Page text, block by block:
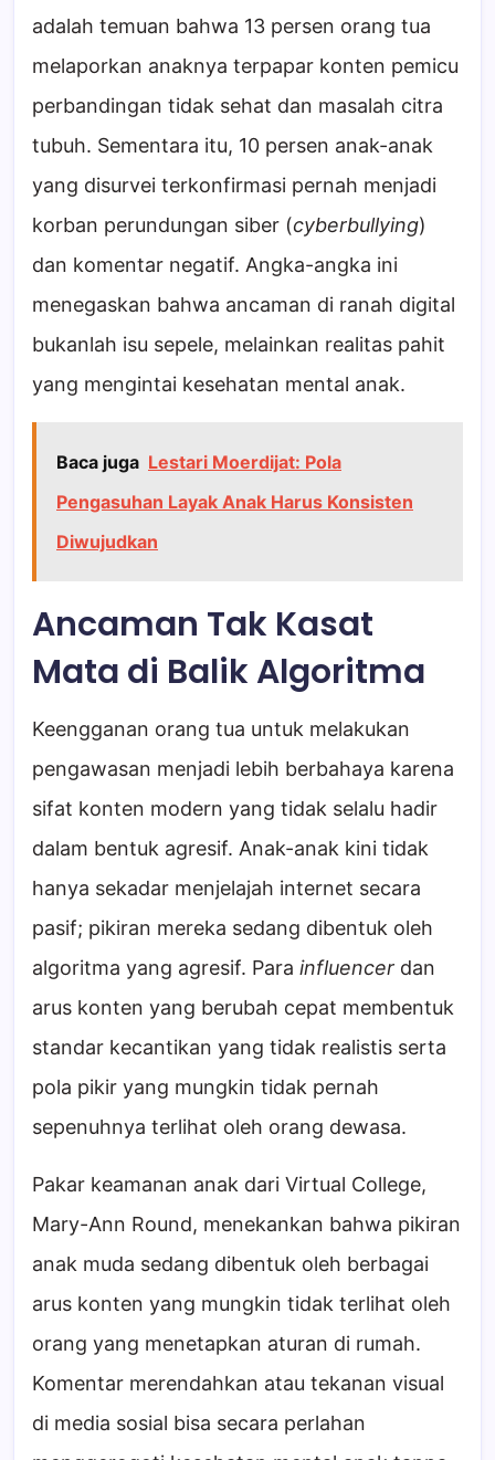
adalah temuan bahwa 13 persen orang tua
melaporkan anaknya terpapar konten pemicu
perbandingan tidak sehat dan masalah citra
tubuh. Sementara itu, 10 persen anak-anak
yang disurvei terkonfirmasi pernah menjadi
korban perundungan siber (cyberbullying)
dan komentar negatif. Angka-angka ini
menegaskan bahwa ancaman di ranah digital
bukanlah isu sepele, melainkan realitas pahit
yang mengintai kesehatan mental anak.
Baca juga Lestari Moerdijat: Pola
Pengasuhan Layak Anak Harus Konsisten
Diwujudkan
Ancaman Tak Kasat
Mata di Balik Algoritma
Keengganan orang tua untuk melakukan
pengawasan menjadi lebih berbahaya karena
sifat konten modern yang tidak selalu hadir
dalam bentuk agresif. Anak-anak kini tidak
hanya sekadar menjelajah internet secara
pasif; pikiran mereka sedang dibentuk oleh
algoritma yang agresif. Para influencer dan
arus konten yang berubah cepat membentuk
standar kecantikan yang tidak realistis serta
pola pikir yang mungkin tidak pernah
sepenuhnya terlihat oleh orang dewasa.
Pakar keamanan anak dari Virtual College,
Mary-Ann Round, menekankan bahwa pikiran
anak muda sedang dibentuk oleh berbagai
arus konten yang mungkin tidak terlihat oleh
orang yang menetapkan aturan di rumah.
Komentar merendahkan atau tekanan visual
di media sosial bisa secara perlahan